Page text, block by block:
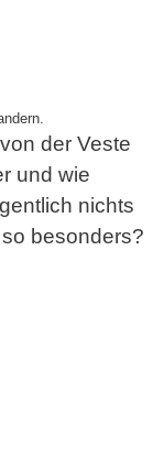
der Veste
und wie
nichts
besonders?